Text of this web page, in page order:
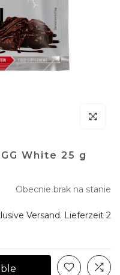
klicken
White 25 g
Obecnie brak na stanie
Versand. Lieferzeit 2